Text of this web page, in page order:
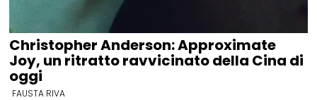
Christopher Anderson: Approximate
Joy, un ritratto ravvicinato della Cina di
oggi
FAUSTA RIVA